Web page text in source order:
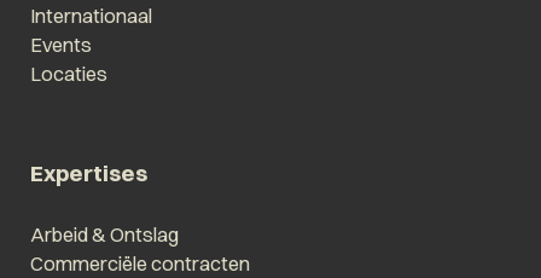
Internationaal
Events
Locaties
Expertises
Arbeid & Ontslag
Commerciële contracten